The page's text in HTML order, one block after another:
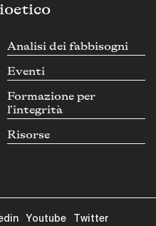
Analisi dei fabbisogni
Eventi
Formazione per
l’integrità
Risorse
Youtube
Twitter